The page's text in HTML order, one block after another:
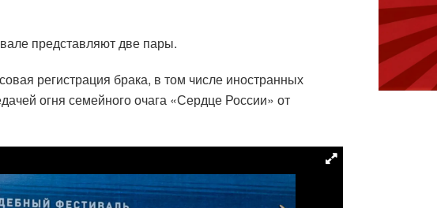
представляют две пары.
регистрация брака, в том числе иностранных
огня семейного очага «Сердце России» от